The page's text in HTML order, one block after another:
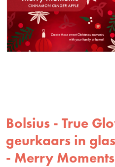
Bolsius - True
geurkaars in
- Merry